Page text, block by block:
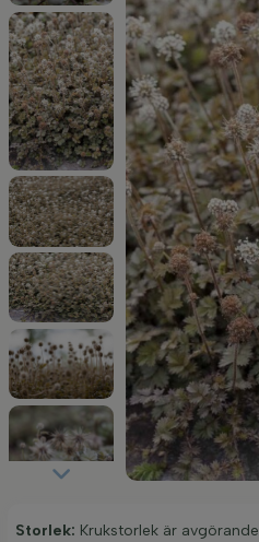
Storlek: Krukstorlek är avgörande